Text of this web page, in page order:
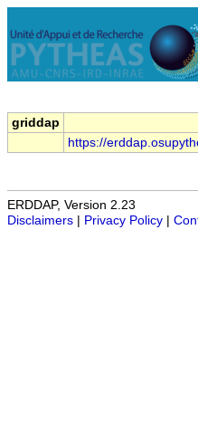
griddap
https://
ERDDAP, Version 2.23
Disclaimers | Privacy Policy |